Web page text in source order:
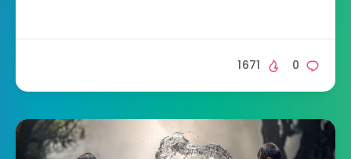
0
1671